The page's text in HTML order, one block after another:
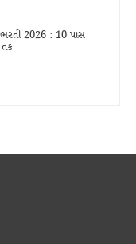
2026 : 10 પાસ
તક